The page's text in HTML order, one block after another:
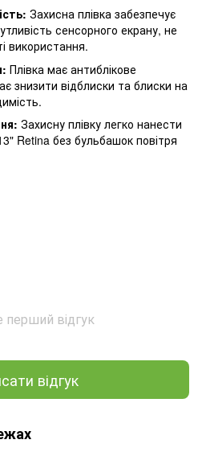
Захисна плівка забезпечує
сенсорного екрану, не
використання.
Плівка має антиблікове
знизити відблиски та блиски на
Захисну плівку легко нанести
Retina без бульбашок повітря
перший відгук
відгук